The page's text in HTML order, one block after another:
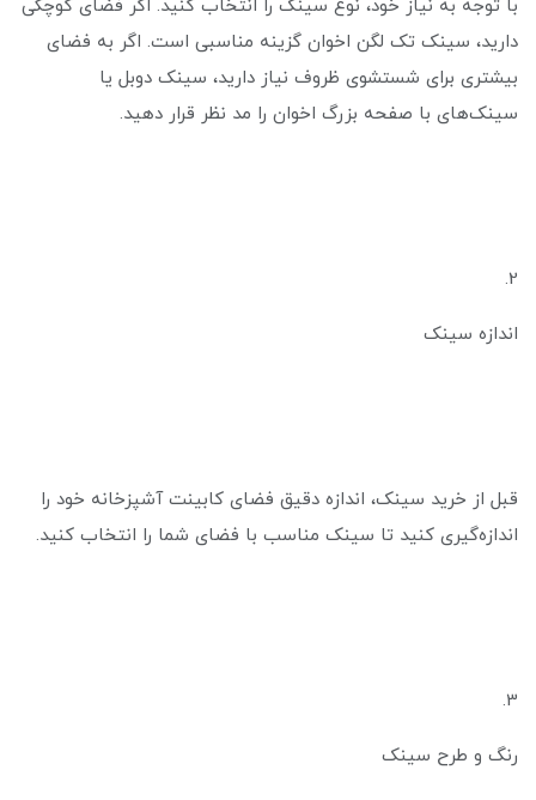
با توجه به نیاز خود، نوع سینک را انتخاب کنید. اگر فضای کوچکی
دارید، سینک تک لگن اخوان گزینه مناسبی است. اگر به فضای
بیشتری برای شستشوی ظروف نیاز دارید، سینک دوبل یا
سینک‌های با صفحه بزرگ اخوان را مد نظر قرار دهید.
2.
اندازه سینک
قبل از خرید سینک، اندازه دقیق فضای کابینت آشپزخانه خود را
اندازه‌گیری کنید تا سینک مناسب با فضای شما را انتخاب کنید.
3.
رنگ و طرح سینک